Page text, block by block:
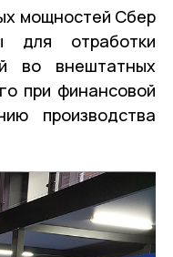
мощностей Сбер
для отработки
во внештатных
при финансовой
производства